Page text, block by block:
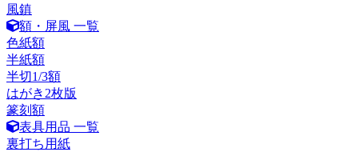
風鎮
額・屏風 一覧
色紙額
半紙額
半切1/3額
はがき2枚版
篆刻額
表具用品 一覧
裏打ち用紙